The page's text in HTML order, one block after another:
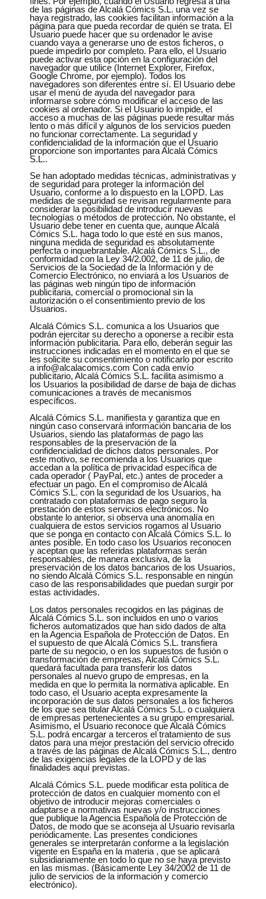
de las páginas de Alcalá Cómics S.L. una vez se
haya registrado, las cookies facilitan información a la
página para que pueda recordar de quién se trata. El
Usuario puede hacer que su ordenador le avise
cuando vaya a generarse uno de estos ficheros, o
puede impedirlo por completo. Para ello, el Usuario
puede activar esta opción en la configuración del
navegador que utilice (Internet Explorer, Firefox,
Google Chrome, por ejemplo). Todos los
navegadores son diferentes entre sí. El Usuario debe
usar el menú de ayuda del navegador para
informarse sobre cómo modificar el acceso de las
cookies al ordenador. Si el Usuario lo impide, el
acceso a muchas de las páginas puede resultar más
lento o más difícil y algunos de los servicios pueden
no funcionar correctamente. La seguridad y
confidencialidad de la información que el Usuario
proporcione son importantes para Alcalá Cómics
S.L..
Se han adoptado medidas técnicas, administrativas y
de seguridad para proteger la información del
Usuario, conforme a lo dispuesto en la LOPD. Las
medidas de seguridad se revisan regularmente para
considerar la posibilidad de introducir nuevas
tecnologías o métodos de protección. No obstante, el
Usuario debe tener en cuenta que, aunque Alcalá
Cómics S.L. haga todo lo que esté en sus manos,
ninguna medida de seguridad es absolutamente
perfecta o inquebrantable. Alcalá Cómics S.L., de
conformidad con la Ley 34/2.002, de 11 de julio, de
Servicios de la Sociedad de la Información y de
Comercio Electrónico, no enviará a los Usuarios de
las páginas web ningún tipo de información
publicitaria, comercial o promocional sin la
autorización o el consentimiento previo de los
Usuarios.
Alcalá Cómics S.L. comunica a los Usuarios que
podrán ejercitar su derecho a oponerse a recibir esta
información publicitaria. Para ello, deberán seguir las
instrucciones indicadas en el momento en el que se
les solicite su consentimiento o notificarlo por escrito
a info@alcalacomics.com Con cada envío
publicitario, Alcalá Cómics S.L. facilita asimismo a
los Usuarios la posibilidad de darse de baja de dichas
comunicaciones a través de mecanismos
específicos.
Alcalá Cómics S.L. manifiesta y garantiza que en
ningún caso conservará información bancaria de los
Usuarios, siendo las plataformas de pago las
responsables de la preservación de la
confidencialidad de dichos datos personales. Por
este motivo, se recomienda a los Usuarios que
accedan a la política de privacidad específica de
cada operador ( PayPal, etc.) antes de proceder a
efectuar un pago. En el compromiso de Alcalá
Cómics S.L. con la seguridad de los Usuarios, ha
contratado con plataformas de pago seguro la
prestación de estos servicios electrónicos. No
obstante lo anterior, si observa una anomalía en
cualquiera de estos servicios rogamos al Usuario
que se ponga en contacto con Alcalá Cómics S.L. lo
antes posible. En todo caso los Usuarios reconocen
y aceptan que las referidas plataformas serán
responsables, de manera exclusiva, de la
preservación de los datos bancarios de los Usuarios,
no siendo Alcalá Cómics S.L. responsable en ningún
caso de las responsabilidades que puedan surgir por
estas actividades.
Los datos personales recogidos en las páginas de
Alcalá Cómics S.L. son incluidos en uno o varios
ficheros automatizados que han sido dados de alta
en la Agencia Española de Protección de Datos. En
el supuesto de que Alcalá Cómics S.L. transfiera
parte de su negocio, o en los supuestos de fusión o
transformación de empresas, Alcalá Cómics S.L.
quedará facultada para transferir los datos
personales al nuevo grupo de empresas, en la
medida en que lo permita la normativa aplicable. En
todo caso, el Usuario acepta expresamente la
incorporación de sus datos personales a los ficheros
de los que sea titular Alcalá Cómics S.L. o cualquiera
de empresas pertenecientes a su grupo empresarial.
Asimismo, el Usuario reconoce que Alcalá Cómics
S.L. podrá encargar a terceros el tratamiento de sus
datos para una mejor prestación del servicio ofrecido
a través de las páginas de Alcalá Cómics S.L., dentro
de las exigencias legales de la LOPD y de las
finalidades aquí previstas.
Alcalá Cómics S.L. puede modificar esta política de
protección de datos en cualquier momento con el
objetivo de introducir mejoras comerciales o
adaptarse a normativas nuevas y/o instrucciones
que publique la Agencia Española de Protección de
Datos, de modo que se aconseja al Usuario revisarla
periódicamente. Las presentes condiciones
generales se interpretarán conforme a la legislación
vigente en España en la materia , que se aplicará
subsidiariamente en todo lo que no se haya previsto
en las mismas. (Básicamente Ley 34/2002 de 11 de
julio de servicios de la información y comercio
electrónico).